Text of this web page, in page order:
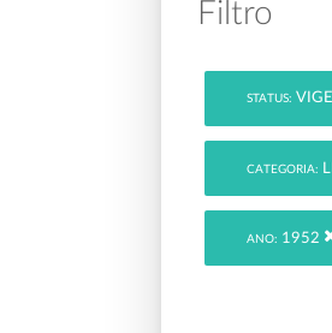
Filtro
STATUS:
CATEGORIA:
ANO: 1952